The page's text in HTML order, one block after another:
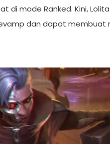
di mode Ranked. Kini,
dan dapat membuat